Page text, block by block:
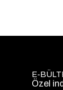
E-
Özel